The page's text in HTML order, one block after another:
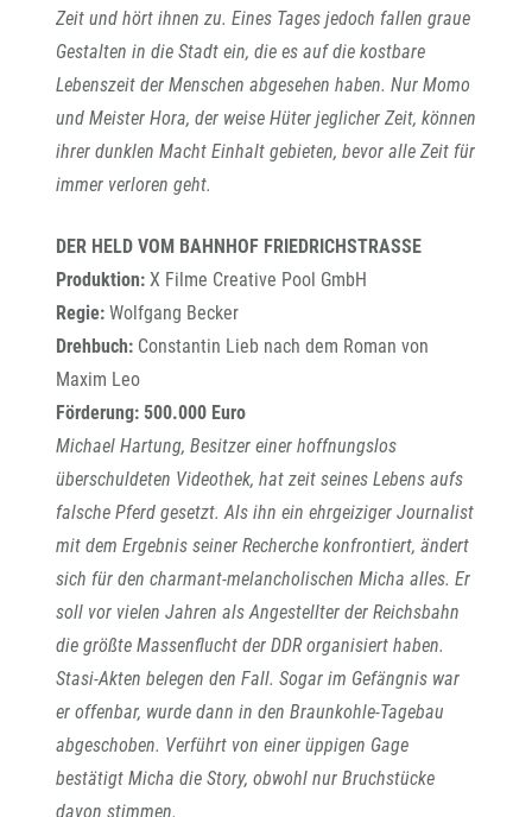
Zeit und hört ihnen zu. Eines Tages jedoch fallen graue
Gestalten in die Stadt ein, die es auf die kostbare
Lebenszeit der Menschen abgesehen haben. Nur Momo
und Meister Hora, der weise Hüter jeglicher Zeit, können
ihrer dunklen Macht Einhalt gebieten, bevor alle Zeit für
immer verloren geht.
DER HELD VOM BAHNHOF FRIEDRICHSTRASSE
Produktion: X Filme Creative Pool GmbH
Regie: Wolfgang Becker
Drehbuch: Constantin Lieb nach dem Roman von
Maxim Leo
Förderung: 500.000 Euro
Michael Hartung, Besitzer einer hoffnungslos
überschuldeten Videothek, hat zeit seines Lebens aufs
falsche Pferd gesetzt. Als ihn ein ehrgeiziger Journalist
mit dem Ergebnis seiner Recherche konfrontiert, ändert
sich für den charmant-melancholischen Micha alles. Er
soll vor vielen Jahren als Angestellter der Reichsbahn
die größte Massenflucht der DDR organisiert haben.
Stasi-Akten belegen den Fall. Sogar im Gefängnis war
er offenbar, wurde dann in den Braunkohle-Tagebau
abgeschoben. Verführt von einer üppigen Gage
bestätigt Micha die Story, obwohl nur Bruchstücke
davon stimmen.